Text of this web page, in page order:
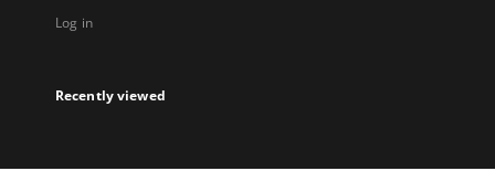
Log in
Recently viewed